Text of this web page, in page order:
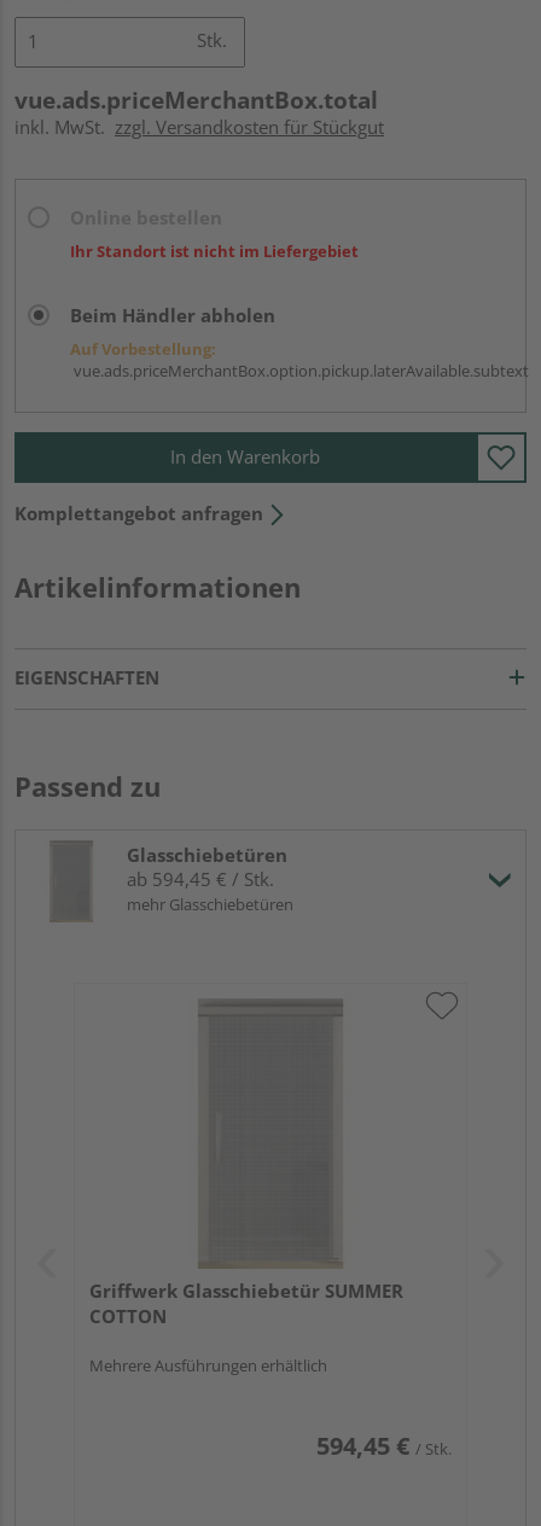
Stk.
vue.ads.priceMerchantBox.total
inkl. MwSt. zzgl. Versandkosten für Stückgut
Ihr Standort ist nicht im Liefergebiet
Beim Händler abholen
Auf Vorbestellung:
vue.ads.priceMerchantBox.option.pickup.laterAvailable.subtext
In den Warenkorb
Komplettangebot anfragen
Artikelinformationen
EIGENSCHAFTEN
Passend zu
Glasschiebetüren
ab 594,45 € / Stk.
mehr Glasschiebetüren
Griffwerk Glasschiebetür SUMMER
COTTON
Mehrere Ausführungen erhältlich
594,45 € / Stk.